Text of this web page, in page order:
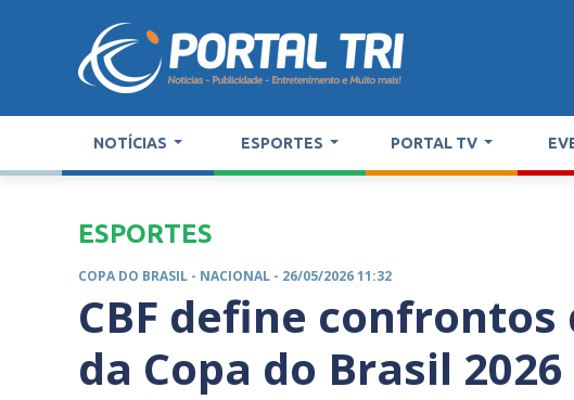
NOTÍCIAS ESPORTES PORTAL TV
ESPORTES
COPA DO BRASIL - NACIONAL - 26/05/2026 11:32
CBF define
da Copa do Brasil 2026